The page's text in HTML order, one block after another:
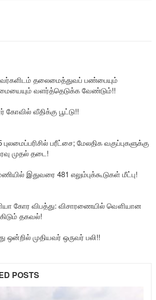
தலைமைத்துவப் பண்பையும்
வளர்த்தெடுக்க வேண்டும்!!
கோவில் வீதிக்கு பூட்டு!!
புலமைப்பரிசில் பரீட்சை; மேலதிக வகுப்புகளுக்கு
முதல் தடை!
இதுவரை 481 எலும்புக்கூடுகள் மீட்பு!
கோர விபத்து: விசாரணையில் வௌியான
தகவல்!
ஒன்றில் முதியவர் ஒருவர் பலி!!
POSTS